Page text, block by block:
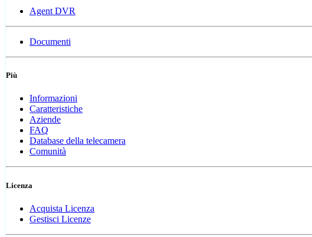
Agent DVR
Documenti
Più
Informazioni
Caratteristiche
Aziende
FAQ
Database della telecamera
Comunità
Licenza
Acquista Licenza
Gestisci Licenze